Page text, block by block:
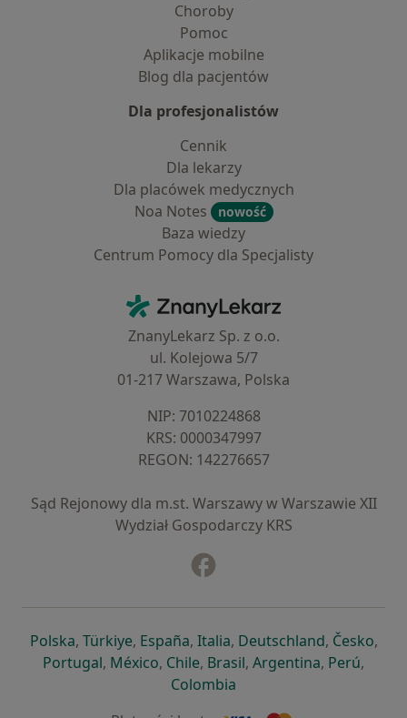
Choroby
Pomoc
Aplikacje mobilne
Blog dla pacjentów
Dla profesjonalistów
Cennik
Dla lekarzy
Dla placówek medycznych
Noa Notes
nowość
Baza wiedzy
Centrum Pomocy dla Specjalisty
ZnanyLekarz - Strona główna
ZnanyLekarz Sp. z o.o.
ul. Kolejowa 5/7
01-217 Warszawa, Polska
NIP: ⁠7010224868
KRS: ⁠0000347997
REGON: ⁠142276657
Sąd Rejonowy dla m.st. Warszawy w Warszawie XII
Wydział Gospodarczy KRS
Polskaotwiera się w nowej karcie
, Türkiyeotwiera się w nowej karcie
, Españaotwiera się w nowej karcie
, Italiaotwiera się w nowej
, Deutschlandotwiera się
, Česko,
Portugalotwiera się w nowej karcie
, Méxicootwiera się w nowej karcie
, Chileotwiera się w nowej karcie
, Brasilotwiera się w nowej
, Argentinaotwiera się
, Perú,
Colombia